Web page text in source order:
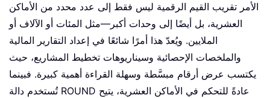
الأمر تقريب القيم الرقمية ليس فقط إلى عدد محدد من الأماكن
العشرية، بل أيضًا إلى وحدات أكبر—مثل المئات أو الآلاف أو
الملايين. ويُعدّ هذا أمرًا شائعًا في إعداد التقارير المالية
والملخصات الإحصائية وسيناريوهات تخطيط المشاريع، حيث
يكتسب عرض أرقام مبسَّطة وسهلة القراءة أهمية كبيرة. فبينما
تُستخدم دالة ROUND عادةً للتحكم في الأماكن العشرية، يتيح